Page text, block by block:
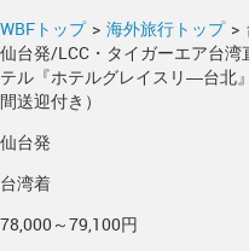
WBFトップ > 海外旅行トップ >
仙台発/LCC・タイガーエア台
テル『ホテルグレイスリ―台北
間送迎付き）
仙台発
台湾着
78,000～79,100円